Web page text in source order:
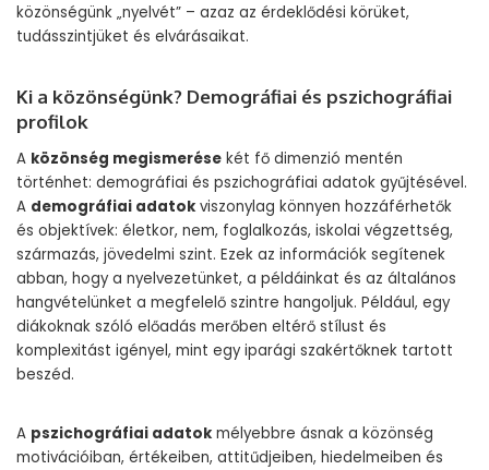
közönségünk „nyelvét” – azaz az érdeklődési körüket,
tudásszintjüket és elvárásaikat.
Ki a közönségünk? Demográfiai és pszichográfiai
profilok
A közönség megismerése két fő dimenzió mentén
történhet: demográfiai és pszichográfiai adatok gyűjtésével.
A demográfiai adatok viszonylag könnyen hozzáférhetők
és objektívek: életkor, nem, foglalkozás, iskolai végzettség,
származás, jövedelmi szint. Ezek az információk segítenek
abban, hogy a nyelvezetünket, a példáinkat és az általános
hangvételünket a megfelelő szintre hangoljuk. Például, egy
diákoknak szóló előadás merőben eltérő stílust és
komplexitást igényel, mint egy iparági szakértőknek tartott
beszéd.
A pszichográfiai adatok mélyebbre ásnak a közönség
motivációiban, értékeiben, attitűdjeiben, hiedelmeiben és